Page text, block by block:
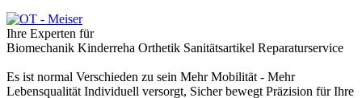
Ihre Experten für
Biomechanik Kinderreha Orthetik Sanitätsartikel Reparaturservice
Es ist normal Verschieden zu sein Mehr Mobilität - Mehr
Lebensqualität Individuell versorgt, Sicher bewegt Präzision für Ihre